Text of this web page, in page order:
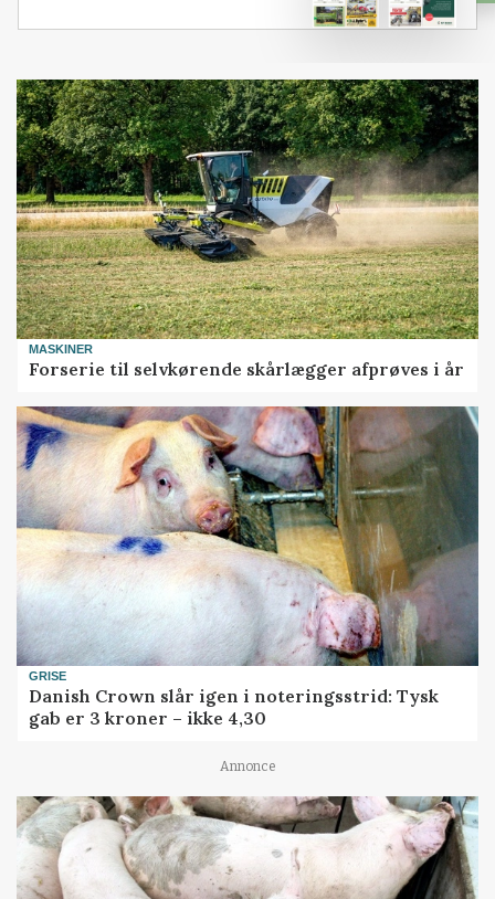
MASKINER
Forserie til selvkørende skårlægger afprøves i år
GRISE
Danish Crown slår igen i noteringsstrid: Tysk
gab er 3 kroner – ikke 4,30
Annonce